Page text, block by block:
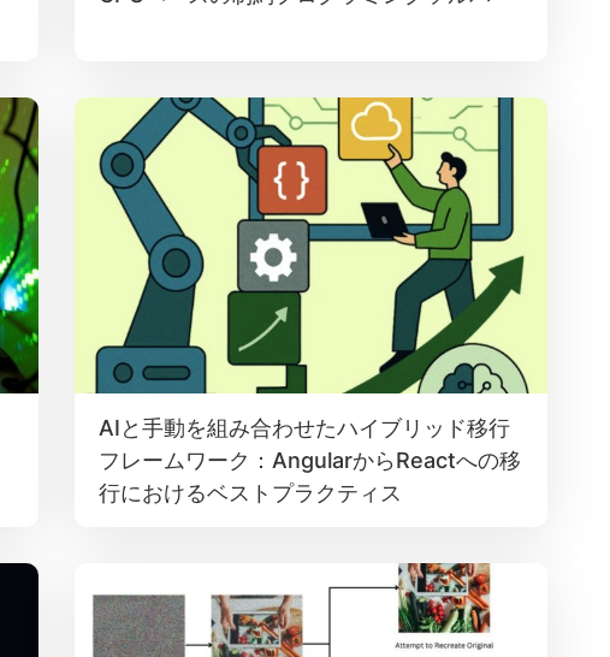
AIと手動を組み合わせたハイブリッド移行
フレームワーク：AngularからReactへの移
行におけるベストプラクティス